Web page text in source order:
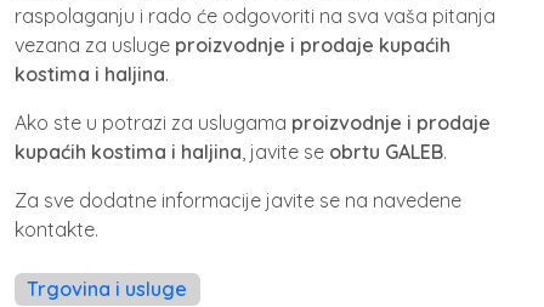
raspolaganju i rado će odgovoriti na sva vaša pitanja
vezana za usluge proizvodnje i prodaje kupaćih
kostima i haljina.
Ako ste u potrazi za uslugama proizvodnje i prodaje
kupaćih kostima i haljina , javite se obrtu GALEB.
Za sve dodatne informacije javite se na navedene
kontakte.
Trgovina i usluge